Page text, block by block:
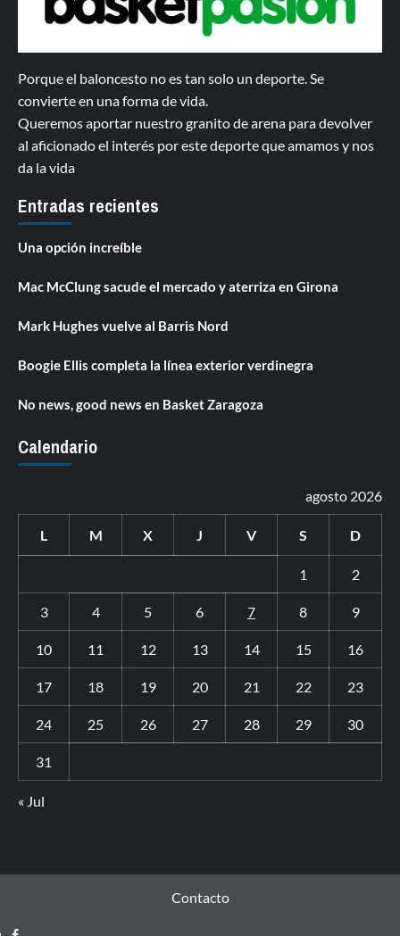
Porque el baloncesto no es tan solo un deporte. Se
convierte en una forma de vida.
Queremos aportar nuestro granito de arena para devolver
al aficionado el interés por este deporte que amamos y nos
da la vida
Entradas recientes
Una opción increíble
Mac McClung sacude el mercado y aterriza en Girona
Mark Hughes vuelve al Barris Nord
Boogie Ellis completa la línea exterior verdinegra
No news, good news en Basket Zaragoza
Calendario
agosto 2026
L M X J V S D
1 2
3 4 5 6 7 8 9
10 11 12 13 14 15 16
17 18 19 20 21 22 23
24 25 26 27 28 29 30
31
« Jul
Contacto